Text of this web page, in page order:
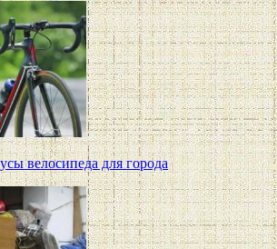
велосипеда для города